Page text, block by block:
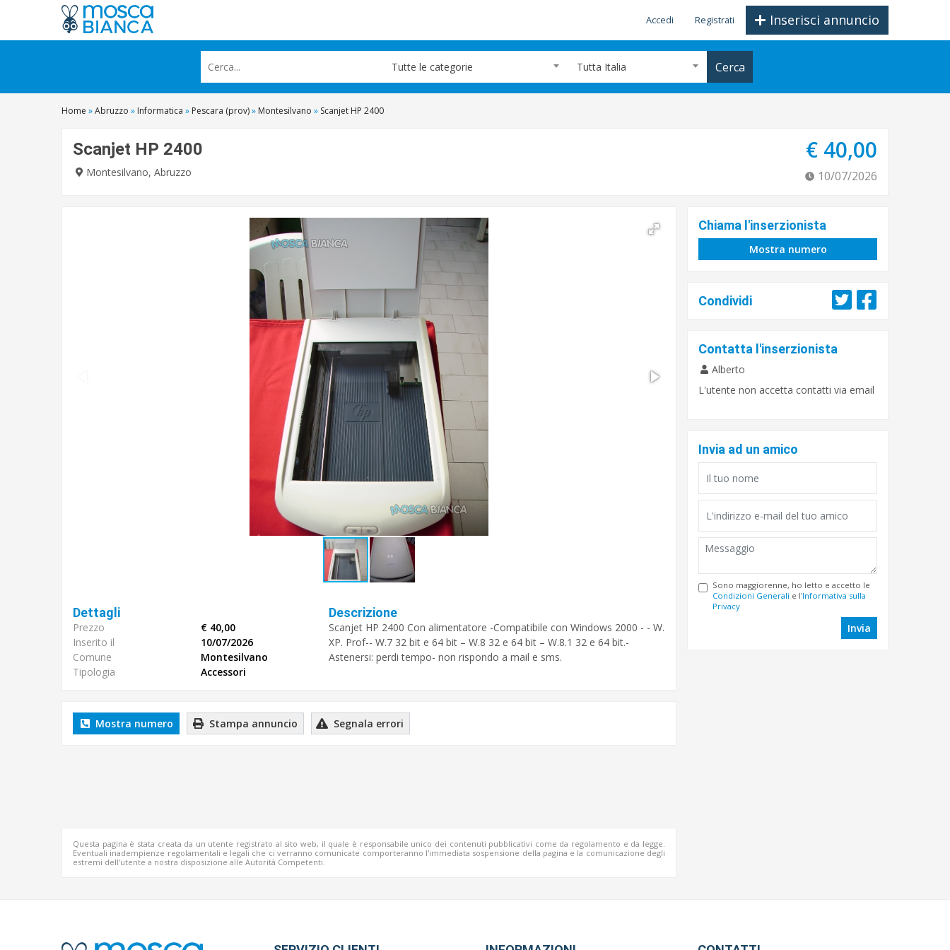
Inserisci annuncio
Accedi Registrati
Tutte le categorie Tutta Italia Cerca
Home »Abruzzo » Informatica » Pescara (prov)» Montesilvano » Scanjet HP 2400
Scanjet HP 2400
Montesilvano, Abruzzo
€ 40,00
10/07/2026
Dettagli
Prezzo
€ 40,00
Inserito il
10/07/2026
Comune
Montesilvano
Tipologia
Accessori
Descrizione
Scanjet HP 2400 Con alimentatore -Compatibile con Windows 2000 - - W.
XP. Prof-- W.7 32 bit e 64 bit – W.8 32 e 64 bit – W.8.1 32 e 64 bit.-
Astenersi: perdi tempo- non rispondo a mail e sms.
Mostra numero Stampa annuncio Segnala errori
Questa pagina è stata creata da un utente registrato al sito web, il quale è responsabile unico dei contenuti pubblicativi come da regolamento e da legge.
Eventuali inadempienze regolamentali e legali che ci verranno comunicate comporteranno l'immediata sospensione della pagina e la comunicazione degli
estremi dell'utente a nostra disposizione alle Autorità Competenti.
Chiama l'inserzionista
Mostra numero
Condividi
Contatta l'inserzionista
Alberto
L'utente non accetta contatti via email
Invia ad un amico
Sono maggiorenne, ho letto e accetto le
Condizioni Generali e l'Informativa sulla
Privacy
Invia